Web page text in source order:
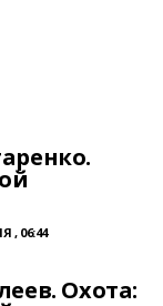
, 06:44
Охота: